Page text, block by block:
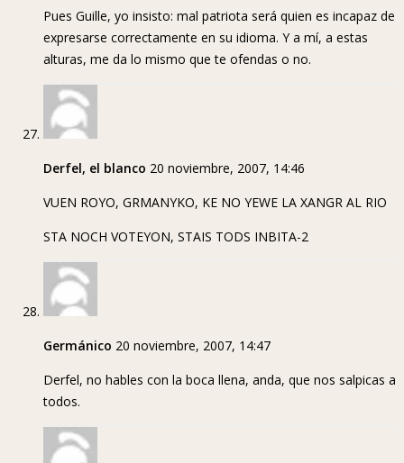
Pues Guille, yo insisto: mal patriota será quien es incapaz de
expresarse correctamente en su idioma. Y a mí, a estas
alturas, me da lo mismo que te ofendas o no.
Derfel, el blanco 20 noviembre, 2007, 14:46
VUEN ROYO, GRMANYKO, KE NO YEWE LA XANGR AL RIO
STA NOCH VOTEYON, STAIS TODS INBITA-2
Germánico 20 noviembre, 2007, 14:47
Derfel, no hables con la boca llena, anda, que nos salpicas a
todos.